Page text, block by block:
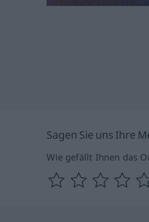
Sagen Sie uns Ihre
Wie gefällt Ihnen das